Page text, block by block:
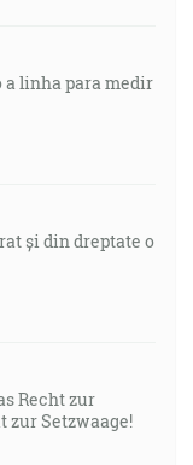
a linha para medir
și din dreptate o
Recht zur
Setzwaage!